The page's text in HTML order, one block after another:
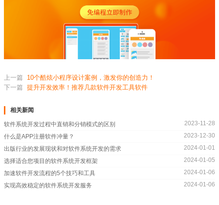
上一篇
10个酷炫小程序设计案例，激发你的创造力！
下一篇 提升开发效率！推荐几款软件开发工具软件
相关新闻
软件系统开发过程中直销和分销模式的区别
2023-11-28
什么是APP注册软件冲量？
2023-12-30
出版行业的发展现状和对软件系统开发的需求
2024-01-01
选择适合您项目的软件系统开发框架
2024-01-05
加速软件开发流程的5个技巧和工具
2024-01-06
实现高效稳定的软件系统开发服务
2024-01-06